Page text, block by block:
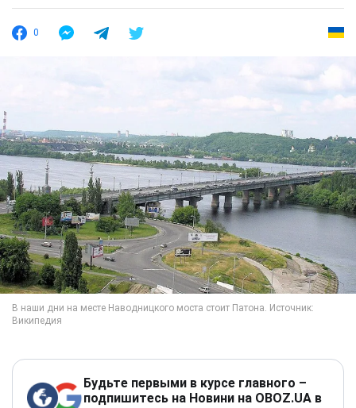
0
Будьте первыми в курсе главного –
подпишитесь на Новини на OBOZ.UA в